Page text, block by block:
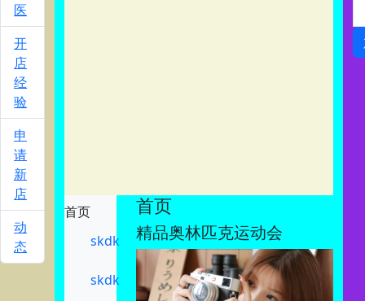
医
开
店
经
验
申
请
新
店
动
态
首页
skdk
skdk
首页
精品奥林匹克运动会